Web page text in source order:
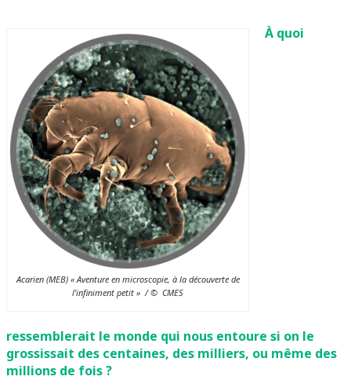
Acarien (MEB) « Aventure en microscopie, à la découverte de
l’infiniment petit » / © CMES
À quoi
ressemblerait le monde qui nous entoure si on le
grossissait des centaines, des milliers, ou même des
millions de fois ?